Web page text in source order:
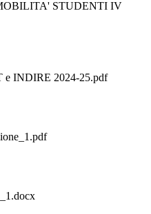
STUDENTI IV
e INDIRE 2024-25.pdf